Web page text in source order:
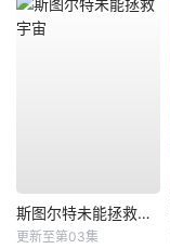
斯图尔特未能拯救宇宙
更新至第03集